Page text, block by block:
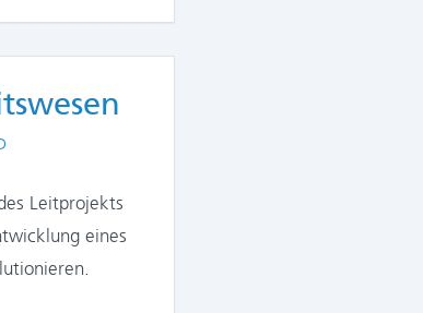
Leitprojekts
eines